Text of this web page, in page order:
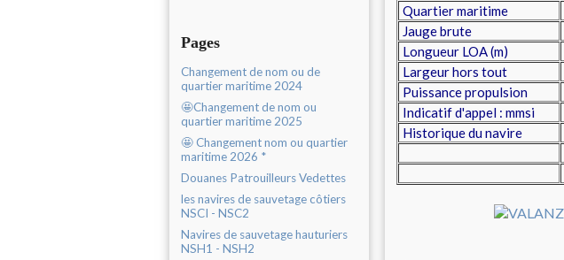
Pages
Changement de nom ou de
quartier maritime 2024
🤩Changement de nom ou
quartier maritime 2025
🤩 Changement nom ou quartier
maritime 2026 *
Douanes Patrouilleurs Vedettes
les navires de sauvetage côtiers
NSCI - NSC2
Navires de sauvetage hauturiers
NSH1 - NSH2
Quartier maritime
Jauge brute
Longueur LOA (m)
Largeur hors tout
Puissance propulsion
Indicatif d'appel : mmsi
Historique du navire